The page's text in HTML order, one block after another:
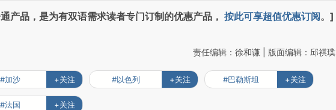
产品，是为有双语需求读者专门订制的优惠产品， 按此可享超值优惠订阅。]
责任编辑：徐和谦 | 版面编辑：邱祺璞
#加沙 +关注 #以色列 +关注 #巴勒斯坦 +关注
#法国 +关注